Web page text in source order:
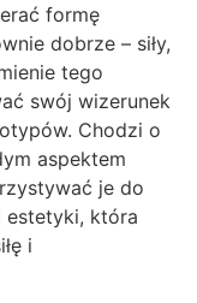
formę
dobrze – siły,
tego
swój wizerunek
Chodzi o
aspektem
je do
estetyki, która
i